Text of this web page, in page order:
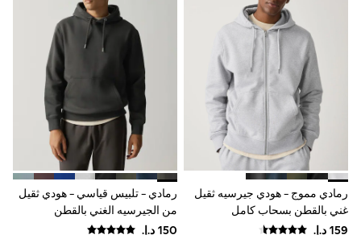
Smiggle
Vans
Vanilla Underground
Eastpak
Bags & Backpacks
Caps
Belts
Jumpers
Polo Shirts
All Girls Sports & Swimwear
T-Shirts
Bags & Backpacks
Lunchboxes
Caps
Bags
رمادي مموج - هودي جيرسيه ثقيل
غني بالقطن بسحاب كامل
رمادي - تلبيس قياسي - هودي ثقيل
من الجيرسيه الغني بالقطن